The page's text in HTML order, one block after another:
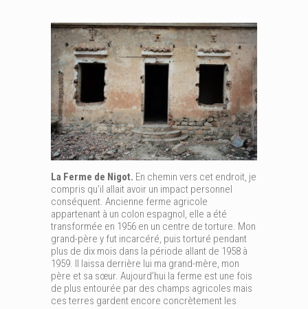
La Ferme de Nigot. En chemin vers cet endroit, je
compris qu’il allait avoir un impact personnel
conséquent. Ancienne ferme agricole
appartenant à un colon espagnol, elle a été
transformée en 1956 en un centre de torture. Mon
grand-père y fut incarcéré, puis torturé pendant
plus de dix mois dans la période allant de 1958 à
1959. Il laissa derrière lui ma grand-mère, mon
père et sa sœur. Aujourd’hui la ferme est une fois
de plus entourée par des champs agricoles mais
ces terres gardent encore concrètement les